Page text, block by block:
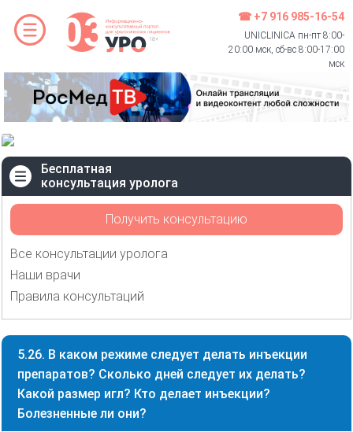
☎ +7 916 985-16-54
UNICLINICA пн-пт 8:00-
20:00 мск, сб-вс 8:00-17:00
мск
Бесплатная
консультация уролога
Получить консультацию
Все консультации уролога
Наши врачи
Правила консультаций
5.26. В каком режиме следует делать инъекции
препаратов? Сколько дней следует их делать?
Какой размер игл? Кто делает инъекции?
Болезненные ли они?